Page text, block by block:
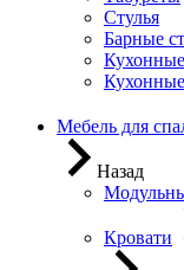
Стулья
Барные
Мебель для
Назад
Кровати